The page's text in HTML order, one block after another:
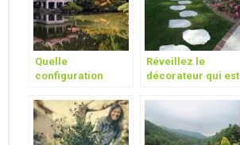
Quelle
configuration
futur jardin?
Réveillez le
décorateur qui est
jardin en toute
beauté !